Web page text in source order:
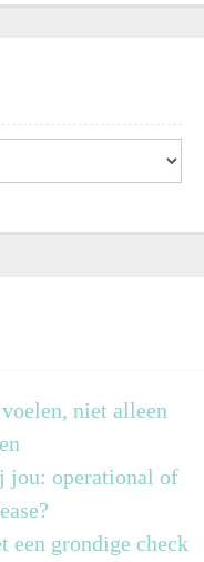
niet alleen
jou: operational of
een grondige check